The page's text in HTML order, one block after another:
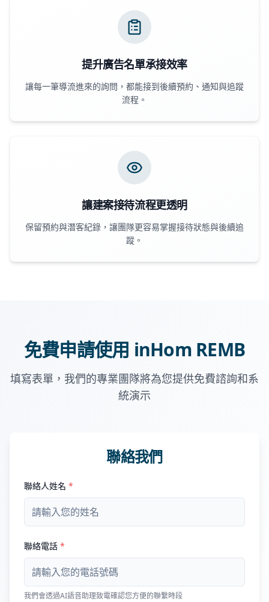
提升廣告名單承接效率
讓每一筆導流進來的詢問，都能接到後續預約、通知與追蹤
流程。
讓建案接待流程更透明
保留預約與潛客紀錄，讓團隊更容易掌握接待狀態與後續追
蹤。
免費申請使用 inHom REMB
填寫表單，我們的專業團隊將為您提供免費諮詢和系
統演示
聯絡我們
聯絡人姓名 *
聯絡電話 *
我們會透過AI語音助理致電確認您方便的聯繫時段